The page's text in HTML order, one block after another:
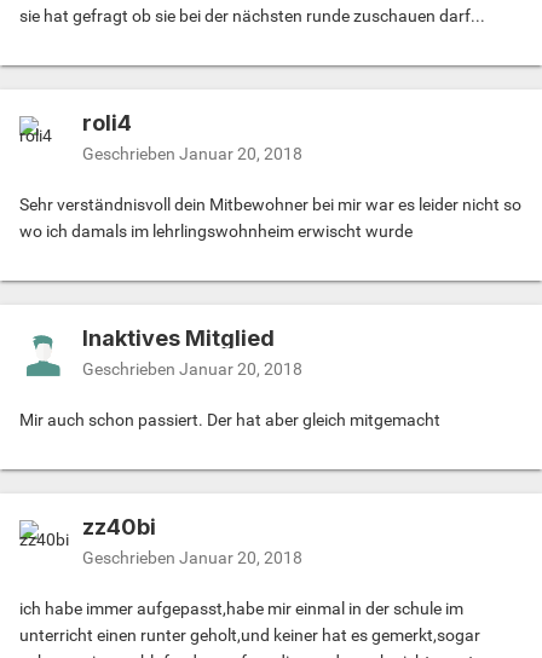
sie hat gefragt ob sie bei der nächsten runde zuschauen darf...
roli4
Geschrieben Januar 20, 2018
Sehr verständnisvoll dein Mitbewohner bei mir war es leider nicht so
wo ich damals im lehrlingswohnheim erwischt wurde
Inaktives Mitglied
Geschrieben Januar 20, 2018
Mir auch schon passiert. Der hat aber gleich mitgemacht
zz40bi
Geschrieben Januar 20, 2018
ich habe immer aufgepasst,habe mir einmal in der schule im
unterricht einen runter geholt,und keiner hat es gemerkt,sogar